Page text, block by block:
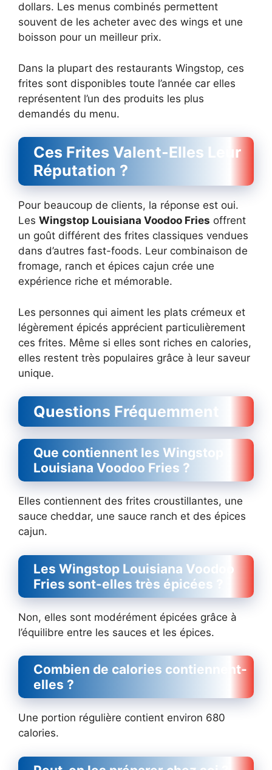
dollars. Les menus combinés permettent
souvent de les acheter avec des wings et une
boisson pour un meilleur prix.
Dans la plupart des restaurants Wingstop, ces
frites sont disponibles toute l’année car elles
représentent l’un des produits les plus
demandés du menu.
Ces Frites Valent-Elles Leur
Réputation ?
Pour beaucoup de clients, la réponse est oui.
Les Wingstop Louisiana Voodoo Fries offrent
un goût différent des frites classiques vendues
dans d’autres fast-foods. Leur combinaison de
fromage, ranch et épices cajun crée une
expérience riche et mémorable.
Les personnes qui aiment les plats crémeux et
légèrement épicés apprécient particulièrement
ces frites. Même si elles sont riches en calories,
elles restent très populaires grâce à leur saveur
unique.
Questions Fréquemment
Que contiennent les Wingstop
Louisiana Voodoo Fries ?
Elles contiennent des frites croustillantes, une
sauce cheddar, une sauce ranch et des épices
cajun.
Les Wingstop Louisiana Voodoo
Fries sont-elles très épicées ?
Non, elles sont modérément épicées grâce à
l’équilibre entre les sauces et les épices.
Combien de calories contiennent-
elles ?
Une portion régulière contient environ 680
calories.